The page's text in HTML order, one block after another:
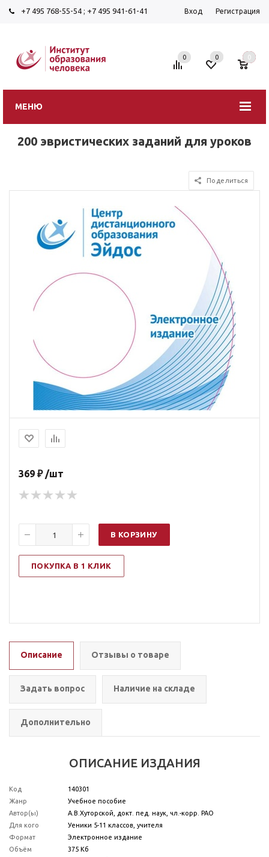
+7 495 768-55-54 ; +7 495 941-61-41 Вход Регистрация
МЕНЮ
0 0 0
200 эвристических заданий для уроков
Поделиться
369 ₽ /шт
В КОРЗИНУ
ПОКУПКА В 1 КЛИК
Описание Отзывы о товаре
Задать вопрос Наличие на складе
Дополнительно
ОПИСАНИЕ ИЗДАНИЯ
Код
140301
Жанр
Учебное пособие
Автор(ы)
А.В.Хуторской, докт. пед. наук, чл.-корр. РАО
Для кого
Уеники 5-11 классов, учителя
Формат
Электронное издание
Объём
375 Кб